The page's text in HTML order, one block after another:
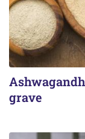
grave